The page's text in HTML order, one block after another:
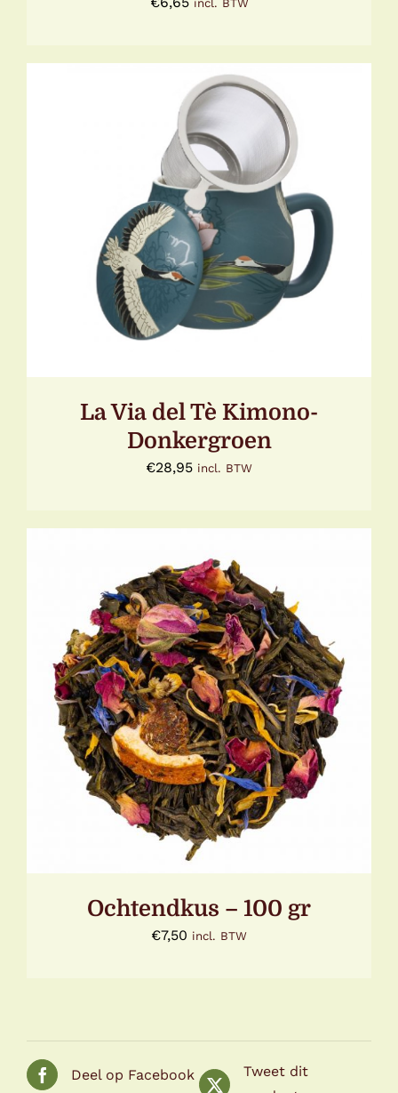
incl. BTW
TOEVOEGEN AAN WINKELWAGEN
/
DETAILS
La Via del Tè Kimono-
Donkergroen
€28,95 incl. BTW
TOEVOEGEN AAN WINKELWAGEN
/
DETAILS
Ochtendkus – 100 gr
€7,50 incl. BTW
Deel op Facebook
Tweet dit